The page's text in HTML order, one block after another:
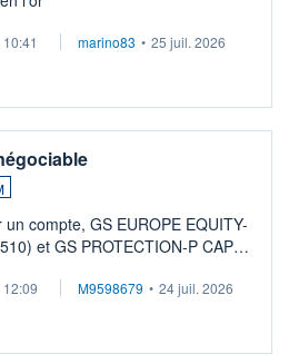
10:41 marino83 • 25 juil. 2026
compte, GS EUROPE EQUITY-
et GS PROTECTION-P CAP
on me signale ...
12:09 M9598679 • 24 juil. 2026